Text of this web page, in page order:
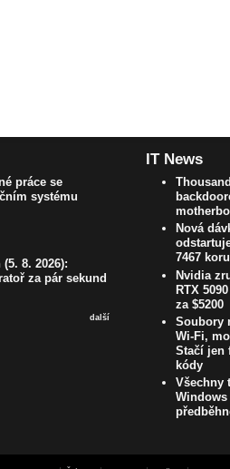
práce se
systému
8. 2026):
za pár sekund
další
IT News
Nová
7467
Nvidia
RTX
za $5200
Soubory
Wi-Fi,
Stačí jen
kódy
Všechny
Windows